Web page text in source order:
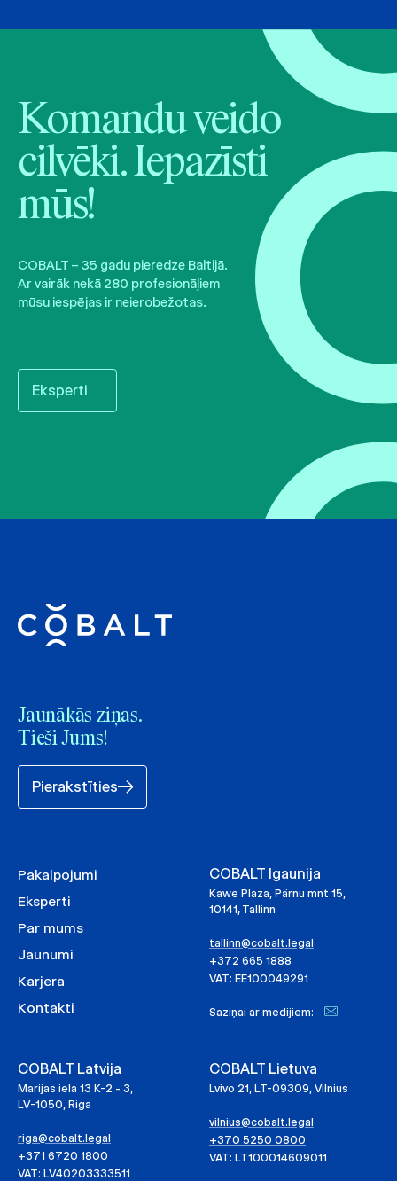
Komandu veido
cilvēki. Iepazīsti
mūs!
COBALT – 35 gadu pieredze Baltijā.
Ar vairāk nekā 280 profesionāļiem
mūsu iespējas ir neierobežotas.
Eksperti
Jaunākās ziņas.
Tieši Jums!
Pierakstīties
Pakalpojumi
Eksperti
Par mums
Jaunumi
Karjera
Kontakti
COBALT Igaunija
Kawe Plaza, Pärnu mnt 15,
10141, Tallinn
tallinn@cobalt.legal
+372 665 1888
VAT: EE100049291
Saziņai ar medijiem:
COBALT Latvija
Marijas iela 13 K-2 - 3,
LV-1050, Riga
riga@cobalt.legal
+371 6720 1800
VAT: LV40203333511
COBALT Lietuva
Lvivo 21, LT-09309, Vilnius
vilnius@cobalt.legal
+370 5250 0800
VAT: LT100014609011